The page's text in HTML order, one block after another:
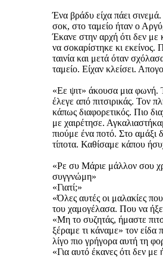
Ένα βράδυ είχα πάει
σοκ, στο ταμείο ήταν ο
Έκανε στην αρχή ότι δεν
να σοκαρίστηκε κι εκείνος.
ταινία και μετά όταν
ταμείο. Είχαν κλείσει.
«Εε ψιτ» άκουσα μια φωνή.
έλεγε από πιτσιρικάς. Τον
κάπως διαφορετικός. Πιο
με χαιρέτησε.
πιούμε ένα ποτό. Στο αμάξι
τίποτα. Καθίσαμε κάπου
«Ρε συ Μάριε μάλλον σου
συγγνώμη»
«Γιατί;»
«Όλες αυτές οι μαλακίες
του χαμογέλασα. Που να
«Μη το συζητάς, ήμαστε
ξέραμε τι κάναμε» τον είδα
λίγο πιο γρήγορα αυτή τη
«Για αυτό έκανες ότι δεν με